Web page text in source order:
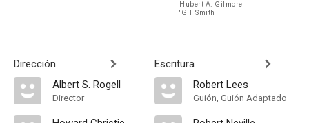
Hubert A. Gilmore
'Gil' Smith
Dirección
Albert S. Rogell
Director
Escritura
Robert Lees
Guión, Guión Adaptado